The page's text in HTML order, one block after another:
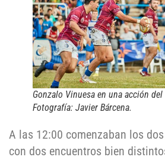
Gonzalo Vinuesa en una acción
Fotografía: Javier Bárcena.
A las 12:00 comenzaban los
con dos encuentros bien